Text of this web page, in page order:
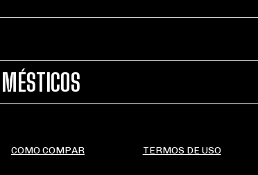
COMO COMPAR TERMOS DE USO